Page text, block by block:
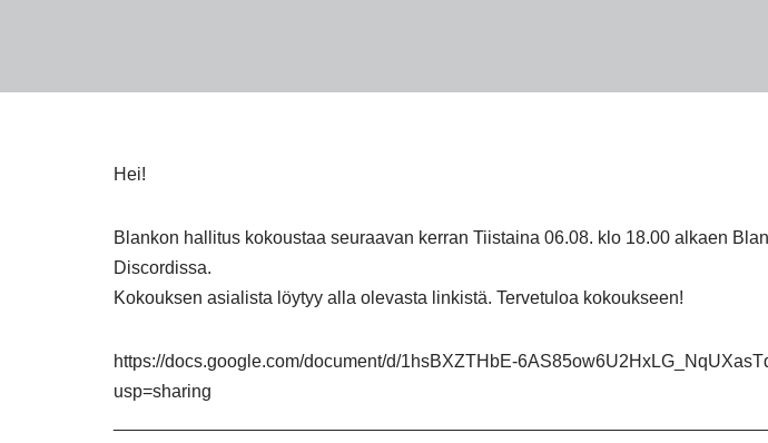
Hei!
Blankon hallitus kokoustaa seuraavan kerran Tiistaina 06.08. klo 18.00 alkaen
Discordissa.
Kokouksen asialista löytyy alla olevasta linkistä. Tervetuloa kokoukseen!
https://docs.google.com/document/d/1hsBXZTHbE-
usp=sharing